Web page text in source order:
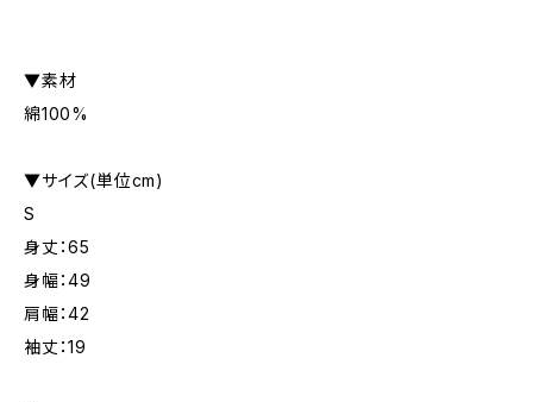
▼素材
綿100%
▼サイズ(単位cm)
S
身丈：65
身幅：49
肩幅：42
袖丈：19